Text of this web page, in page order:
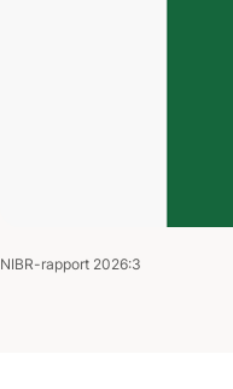
NIBR-rapport 2026:3